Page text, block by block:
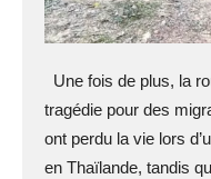
Une fois de plus, la
tragédie pour des
ont perdu la vie lors
en Thaïlande, tandis